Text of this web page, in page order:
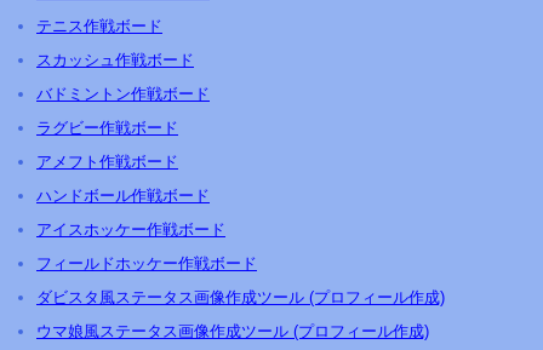
テニス作戦ボード
スカッシュ作戦ボード
バドミントン作戦ボード
ラグビー作戦ボード
アメフト作戦ボード
ハンドボール作戦ボード
アイスホッケー作戦ボード
フィールドホッケー作戦ボード
ダビスタ風ステータス画像作成ツール (プロフィール作成)
ウマ娘風ステータス画像作成ツール (プロフィール作成)